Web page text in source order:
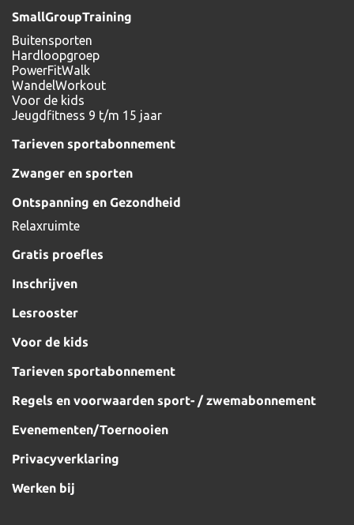
SmallGroupTraining
Buitensporten
Hardloopgroep
PowerFitWalk
WandelWorkout
Voor de kids
Jeugdfitness 9 t/m 15 jaar
Tarieven sportabonnement
Zwanger en sporten
Ontspanning en Gezondheid
Relaxruimte
Gratis proefles
Inschrijven
Lesrooster
Voor de kids
Tarieven sportabonnement
Regels en voorwaarden sport- / zwemabonnement
Evenementen/Toernooien
Privacyverklaring
Werken bij